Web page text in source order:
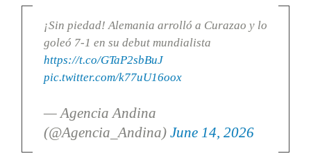
¡Sin piedad! Alemania arrolló a Curazao y lo
goleó 7-1 en su debut mundialista
https://t.co/GTaP2sbBuJ
pic.twitter.com/k77uU16oox
— Agencia Andina
(@Agencia_Andina) June 14, 2026